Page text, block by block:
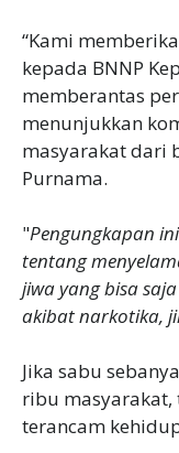
“Kami
kepada BNNP
memberantas
menunjukkan
masyarakat dari
Purnama.
"Pengungkapan
tentang
jiwa yang bisa
akibat narkotika,
Jika sabu
ribu masyarakat,
terancam